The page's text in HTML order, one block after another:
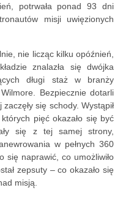
potrwała ponad 93 dni
misji uwięzionych
nie licząc kilku opóźnień,
znalazła się dwójka
długi staż w branży
Bezpiecznie dotarli
się schody. Wystąpił
pięć okazało się być
się z tej samej strony,
w pełnych 360
się naprawić, co umożliwiło
zepsuty – co okazało się
misją.